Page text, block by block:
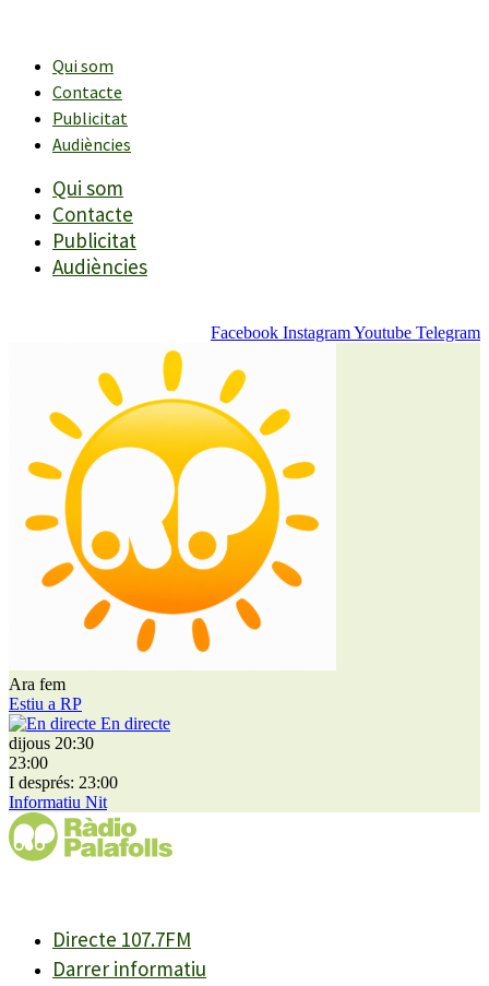
contingutQui som
Contacte
Publicitat
Audiències
Qui som
Contacte
Publicitat
Audiències
Facebook InstagramYoutube Telegram
Ara fem
Estiu a RP
En directe
dijous 20:30
23:00
I després: 23:00
Informatiu Nit
Directe 107.7FM
Darrer informatiu